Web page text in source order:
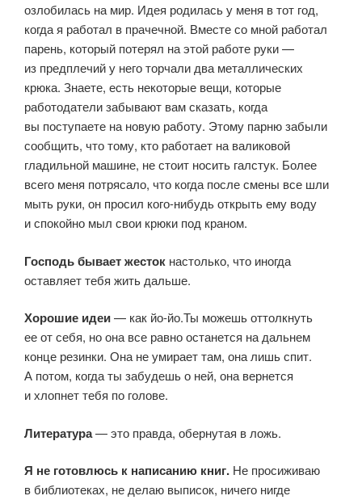
озлобилась на мир. Идея родилась у меня в тот год,
когда я работал в прачечной. Вместе со мной работал
парень, который потерял на этой работе руки —
из предплечий у него торчали два металлических
крюка. Знаете, есть некоторые вещи, которые
работодатели забывают вам сказать, когда
вы поступаете на новую работу. Этому парню забыли
сообщить, что тому, кто работает на валиковой
гладильной машине, не стоит носить галстук. Более
всего меня потрясало, что когда после смены все шли
мыть руки, он просил кого-нибудь открыть ему воду
и спокойно мыл свои крюки под краном.
Господь бывает жесток настолько, что иногда
оставляет тебя жить дальше.
Хорошие идеи— как йо-йо.Ты можешь оттолкнуть
ее от себя, но она все равно останется на дальнем
конце резинки. Она не умирает там, она лишь спит.
А потом, когда ты забудешь о ней, она вернется
и хлопнет тебя по голове.
Литература— это правда, обернутая в ложь.
Я не готовлюсь к написанию книг. Не просиживаю
в библиотеках, не делаю выписок, ничего нигде